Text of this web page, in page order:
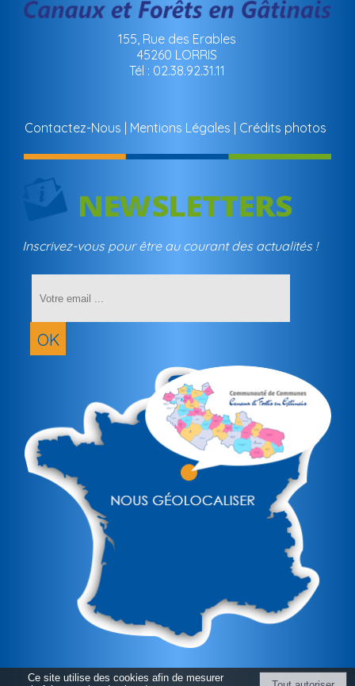
155, Rue des Erables
45260 LORRIS
Tél : 02.38.92.31.11
Contactez-Nous Mentions Légales Crédits photos
Inscrivez-vous pour être au courant des actualités !
OK
Ce site utilise des cookies afin de mesurer